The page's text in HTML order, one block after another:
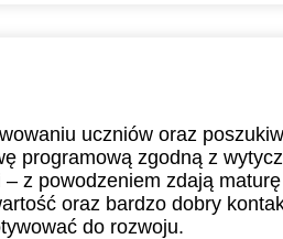
uczniów oraz
programową zgodną z
z powodzeniem zdają
oraz bardzo dobry
do rozwoju.